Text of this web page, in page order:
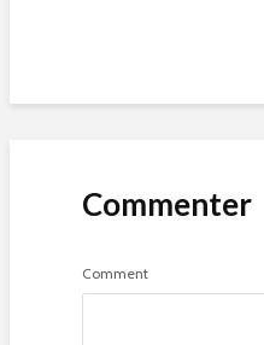
Commenter
Comment